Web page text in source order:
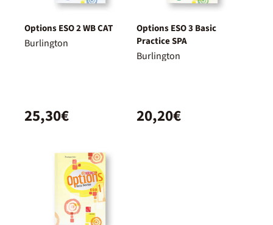
Options ESO 2 WB CAT
Burlington
25,30€
Options ESO 3 Basic
Practice SPA
Burlington
20,20€